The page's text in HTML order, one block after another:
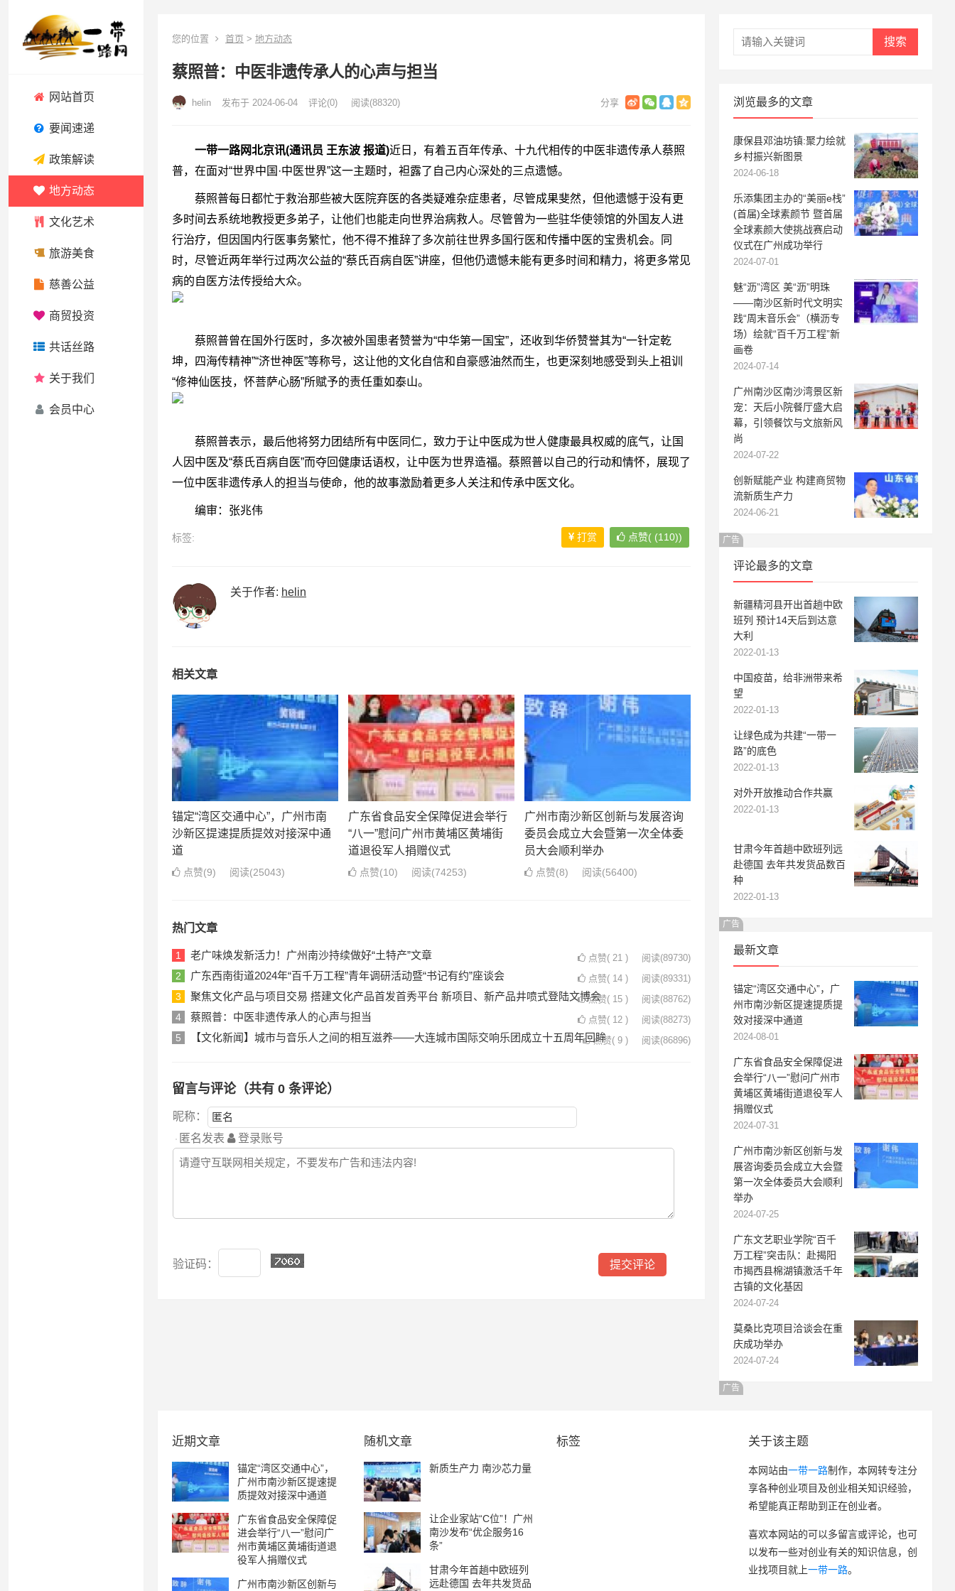
网站首页
要闻速递
政策解读
地方动态
文化艺术
旅游美食
慈善公益
商贸投资
共话丝路
关于我们
会员中心
您的位置 首页 > 地方动态
蔡照普：中医非遗传承人的心声与担当
helin 发布于 2024-06-04 评论(0) 阅读(88320)
一带一路网北京讯(通讯员 王东波 报道)近日，有着五百年传承、十九代相传的中医非遗传承人蔡照
普，在面对“世界中国·中医世界”这一主题时，袒露了自己内心深处的三点遗憾。
蔡照普每日都忙于救治那些被大医院弃医的各类疑难杂症患者，尽管成果斐然，但他遗憾于没有更
多时间去系统地教授更多弟子，让他们也能走向世界治病救人。尽管曾为一些驻华使领馆的外国友人进
行治疗，但因国内行医事务繁忙，他不得不推辞了多次前往世界多国行医和传播中医的宝贵机会。同
时，尽管近两年举行过两次公益的“蔡氏百病自医”讲座，但他仍遗憾未能有更多时间和精力，将更多常见
病的自医方法传授给大众。
蔡照普曾在国外行医时，多次被外国患者赞誉为“中华第一国宝”，还收到华侨赞誉其为“一针定乾
坤，四海传精神”“济世神医”等称号，这让他的文化自信和自豪感油然而生，也更深刻地感受到头上祖训
“修神仙医技，怀菩萨心肠”所赋予的责任重如泰山。
蔡照普表示，最后他将努力团结所有中医同仁，致力于让中医成为世人健康最具权威的底气，让国
人因中医及“蔡氏百病自医”而夺回健康话语权，让中医为世界造福。蔡照普以自己的行动和情怀，展现了
一位中医非遗传承人的担当与使命，他的故事激励着更多人关注和传承中医文化。
编审：张兆伟
文
航
标签: 打赏 点赞( (110))
关于作者: helin
相关文章
锚定“湾区交通中心”，广州市南
沙新区提速提质提效对接深中通
道
点赞(9) 阅读(25043)
广东省食品安全保障促进会举行
“八一”慰问广州市黄埔区黄埔街
道退役军人捐赠仪式
点赞(10) 阅读(74253)
广州市南沙新区创新与发展咨询
委员会成立大会暨第一次全体委
员大会顺利举办
点赞(8) 阅读(56400)
热门文章
1 老广味焕发新活力！广州南沙持续做好“土特产”文章 点赞( 21 ) 阅读(89730)
2 广东西南街道2024年“百千万工程”青年调研活动暨“书记有约”座谈会 点赞( 14 ) 阅读(89331)
3 聚焦文化产品与项目交易 搭建文化产品首发首秀平台 新项目、新产品井喷式登陆文博会
点赞( 15 ) 阅读(88762)
4 蔡照普：中医非遗传承人的心声与担当 点赞( 12 ) 阅读(88273)
5 【文化新闻】城市与音乐人之间的相互滋养——大连城市国际交响乐团成立十五周年回眸
点赞( 9 ) 阅读(86896)
留言与评论（共有 0 条评论）
昵称：
匿名发表
登录账号
验证码：
搜索
浏览最多的文章
康保县邓油坊镇:聚力绘就
乡村振兴新图景
2024-06-18
乐添集团主办的“美丽e栈”
(首届)全球素颜节 暨首届
全球素颜大使挑战赛启动
仪式在广州成功举行
2024-07-01
魅“沥”湾区 美“沥”明珠
——南沙区新时代文明实
践“周末音乐会”（横沥专
场）绘就“百千万工程”新
画卷
2024-07-14
广州南沙区南沙湾景区新
宠：天后小院餐厅盛大启
幕，引领餐饮与文旅新风
尚
2024-07-22
创新赋能产业 构建商贸物
流新质生产力
2024-06-21
广告
评论最多的文章
新疆精河县开出首趟中欧
班列 预计14天后到达意
大利
2022-01-13
中国疫苗，给非洲带来希
望
2022-01-13
让绿色成为共建“一带一
路”的底色
2022-01-13
对外开放推动合作共赢
2022-01-13
甘肃今年首趟中欧班列远
赴德国 去年共发货品数百
种
2022-01-13
广告
最新文章
锚定“湾区交通中心”，广
州市南沙新区提速提质提
效对接深中通道
2024-08-01
广东省食品安全保障促进
会举行“八一”慰问广州市
黄埔区黄埔街道退役军人
捐赠仪式
2024-07-31
广州市南沙新区创新与发
展咨询委员会成立大会暨
第一次全体委员大会顺利
举办
2024-07-25
广东文艺职业学院“百千
万工程”突击队：赴揭阳
市揭西县棉湖镇激活千年
古镇的文化基因
2024-07-24
莫桑比克项目洽谈会在重
庆成功举办
2024-07-24
广告
近期文章
锚定“湾区交通中心”，
广州市南沙新区提速提
质提效对接深中通道
广东省食品安全保障促
进会举行“八一”慰问广
州市黄埔区黄埔街道退
役军人捐赠仪式
广州市南沙新区创新与
随机文章
新质生产力 南沙芯力量
让企业家站“C位”！广州
南沙发布“优企服务16
条”
甘肃今年首趟中欧班列
远赴德国 去年共发货品
标签 关于该主题
本网站由一带一路制作，本网转专注分
享各种创业项目及创业相关知识经验，
希望能真正帮助到正在创业者。
喜欢本网站的可以多留言或评论，也可
以发布一些对创业有关的知识信息，创
业找项目就上一带一路。